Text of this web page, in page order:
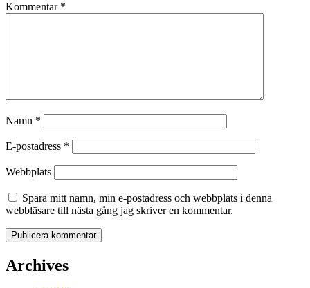
Kommentar *
Namn *
E-postadress *
Webbplats
Spara mitt namn, min e-postadress och webbplats i denna
webbläsare till nästa gång jag skriver en kommentar.
Archives